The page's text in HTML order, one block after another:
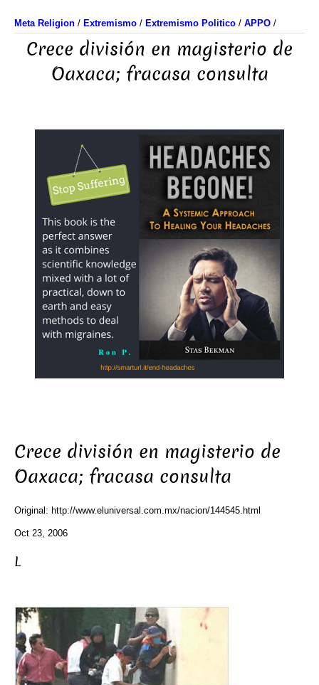
Meta Religion / Extremismo / Extremismo Politico / APPO /
Crece división en magisterio de
Oaxaca; fracasa consulta
Crece división en magisterio de
Oaxaca; fracasa consulta
Original: http://www.eluniversal.com.mx/nacion/144545.html
Oct 23, 2006
L